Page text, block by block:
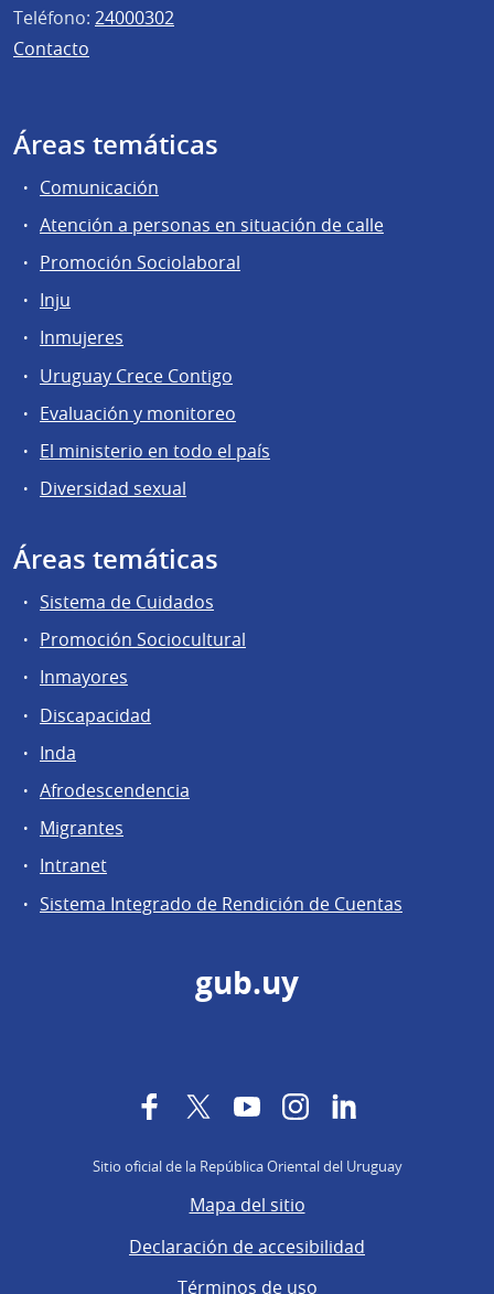
Teléfono: 24000302
Contacto
Áreas temáticas
Comunicación
Atención a personas en situación de calle
Promoción Sociolaboral
Inju
Inmujeres
Uruguay Crece Contigo
Evaluación y monitoreo
El ministerio en todo el país
Diversidad sexual
Áreas temáticas
Sistema de Cuidados
Promoción Sociocultural
Inmayores
Discapacidad
Inda
Afrodescendencia
Migrantes
Intranet
Sistema Integrado de Rendición de Cuentas
gub.uy
FacebookTwitterYouTubeInstagram
Sitio oficial de la República Oriental del Uruguay
Mapa del sitio
Declaración de accesibilidad
Términos de uso